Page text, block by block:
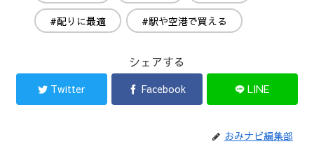
#配りに最適 #駅や空港で買える
シェアする
Twitter Facebook LINE
おみナビ編集部